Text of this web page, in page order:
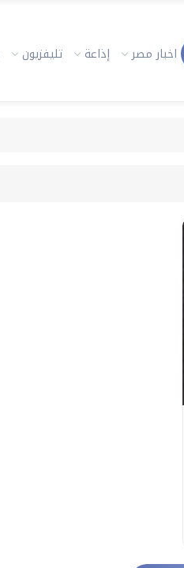
اخبار مصر إذاعة تليفزيون